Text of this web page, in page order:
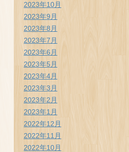
2023年10月
2023年9月
2023年8月
2023年7月
2023年6月
2023年5月
2023年4月
2023年3月
2023年2月
2023年1月
2022年12月
2022年11月
2022年10月